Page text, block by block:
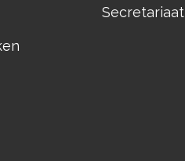
Secretariaat